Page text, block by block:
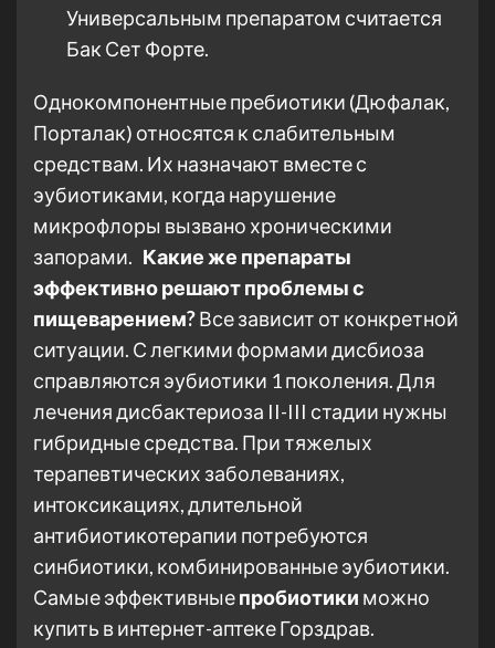
Универсальным препаратом считается
Бак Сет Форте.
Однокомпонентные пребиотики (Дюфалак,
Порталак) относятся к слабительным
средствам. Их назначают вместе с
эубиотиками, когда нарушение
микрофлоры вызвано хроническими
запорами. Какие же препараты
эффективно решают проблемы с
пищеварением?Все зависит от конкретной
ситуации. С легкими формами дисбиоза
справляются эубиотики 1 поколения. Для
лечения дисбактериоза II-III стадии нужны
гибридные средства. При тяжелых
терапевтических заболеваниях,
интоксикациях, длительной
антибиотикотерапии потребуются
синбиотики, комбинированные эубиотики.
Самые эффективныепробиотики можно
купить в интернет-аптеке Горздрав.